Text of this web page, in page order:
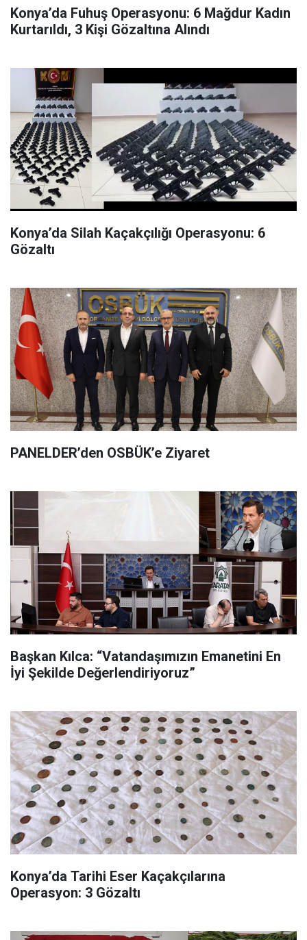
Konya’da Fuhuş Operasyonu: 6 Mağdur Kadın
Kurtarıldı, 3 Kişi Gözaltına Alındı
Konya’da Silah Kaçakçılığı Operasyonu: 6
Gözaltı
PANELDER’den OSBÜK’e Ziyaret
Başkan Kılca: “Vatandaşımızın Emanetini En
İyi Şekilde Değerlendiriyoruz”
Konya’da Tarihi Eser Kaçakçılarına
Operasyon: 3 Gözaltı